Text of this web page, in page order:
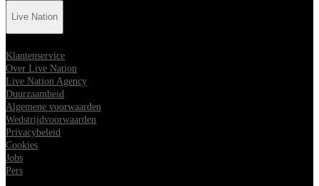
Live Nation
Klantenservice
Over Live Nation
Live Nation Agency
Duurzaamheid
Algemene voorwaarden
Wedstrijdvoorwaarden
Privacybeleid
Cookies
Jobs
Pers